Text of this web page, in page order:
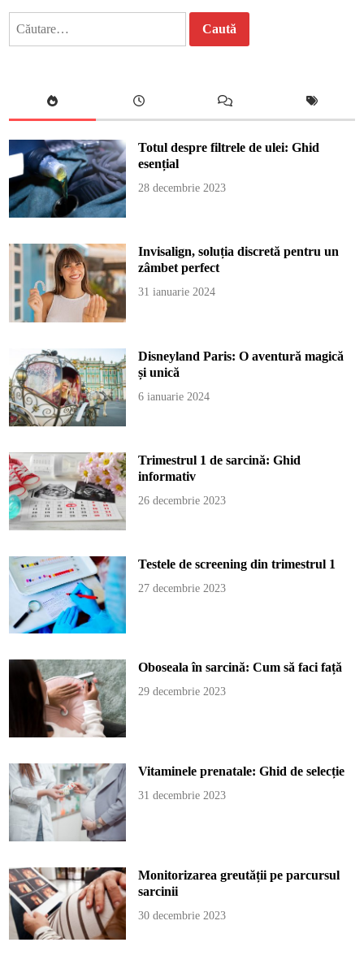
Totul despre filtrele de ulei: Ghid
esențial
28 decembrie 2023
Invisalign, soluția discretă pentru un
zâmbet perfect
31 ianuarie 2024
Disneyland Paris: O aventură magică
și unică
6 ianuarie 2024
Trimestrul 1 de sarcină: Ghid
informativ
26 decembrie 2023
Testele de screening din trimestrul 1
27 decembrie 2023
Oboseala în sarcină: Cum să faci față
29 decembrie 2023
Vitaminele prenatale: Ghid de selecție
31 decembrie 2023
Monitorizarea greutății pe parcursul
sarcinii
30 decembrie 2023